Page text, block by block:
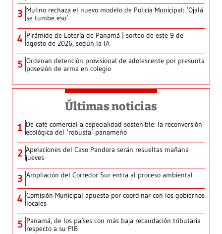
3 Mulino rechaza el nuevo modelo de Policía Municipal: ‘Ojalá
se tumbe eso’
4 Pirámide de Lotería de Panamá | sorteo de este 9 de
agosto de 2026, según la IA
5 Ordenan detención provisional de adolescente por presunta
posesión de arma en colegio
Últimas noticias
1 De café comercial a especialidad sostenible: la reconversión
ecológica del ‘robusta’ panameño
2 Apelaciones del Caso Pandora serán resueltas mañana
jueves
3 Ampliación del Corredor Sur entra al proceso ambiental
4 Comisión Municipal apuesta por coordinar con los gobiernos
locales
5 Panamá, de los países con más baja recaudación tributaria
respecto a su PIB